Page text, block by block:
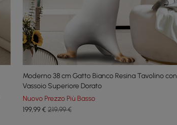
Moderno 38 cm Gatto Bianco Resina Tavolino con
Vassoio Superiore Dorato
Nuovo Prezzo Più Basso
199,99€ 219,99 €